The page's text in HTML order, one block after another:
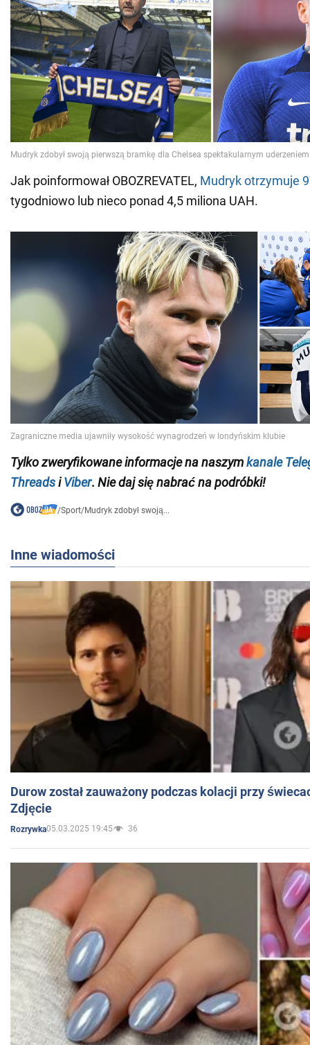
Jak poinformował OBOZREVATEL, Mudryk otrzymuje
tygodniowo lub nieco ponad 4,5 miliona UAH.
Tylkozweryfikowane informacje na naszymkanale
ThreadsiViber. Nie daj się nabrać na podróbki!
/Sport/Mudryk zdobył swoją...
Inne wiadomości
Durow został zauważony podczas kolacji przy
Zdjęcie
Rozrywka05.03.2025 19:45 36